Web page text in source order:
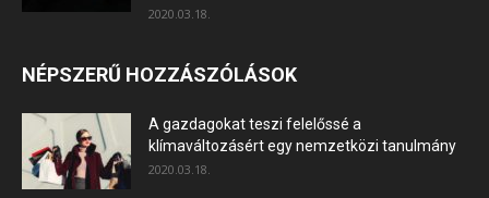
2020.03.18.
NÉPSZERŰ HOZZÁSZÓLÁSOK
A gazdagokat teszi felelőssé a
klímaváltozásért egy nemzetközi tanulmány
2020.03.18.